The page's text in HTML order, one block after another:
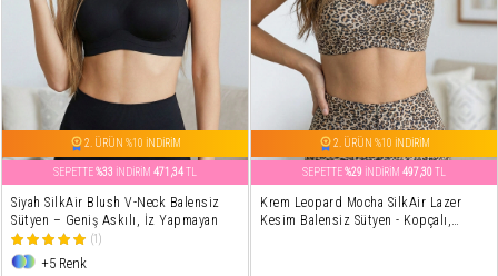
2. ÜRÜN %10 İNDİRİM
SEPETTE%33 İNDİRİM 471,34TL
Siyah SilkAir Blush V-Neck Balensiz
Sütyen – Geniş Askılı, İz Yapmayan
(1)
+5 Renk
2. ÜRÜN %10 İNDİRİM
SEPETTE%29 İNDİRİM 497,30 TL
Krem Leopard Mocha SilkAir Lazer
Kesim Balensiz Sütyen - Kopçalı,